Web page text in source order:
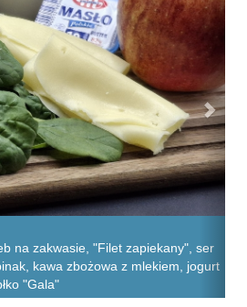
na zakwasie, "Filet zapiekany", ser
kawa zbożowa z mlekiem, jogurt
"Gala"